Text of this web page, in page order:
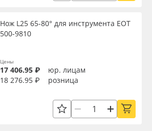
Нож L25 65-80° для инструмента EOT
500-9810
Цены
17 406.95 ₽
юр. лицам
18 276.95 ₽
розница